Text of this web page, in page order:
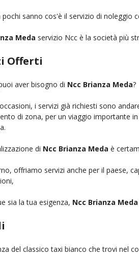
pochi sanno cos'è il servizio di noleggio
Meda servizio Ncc è la società più
Offerti
aver bisogno di Ncc Brianza Meda?
i servizi già richiesti sono
di zona, per un viaggio importante
di Ncc Brianza Meda è
offriamo servizi anche per il paese,
sia la tua esigenza, Ncc Brianza Meda
del classico taxi bianco che trovi nel